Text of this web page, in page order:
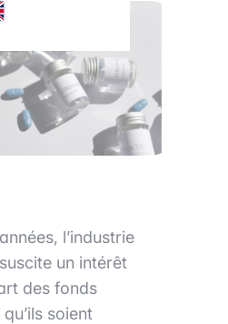
l’industrie
un intérêt
des fonds
soient